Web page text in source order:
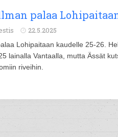
palaa
22.5.2025
Lohipaitaan kaudelle 25-26.
lainalla Vantaalla, mutta Ässät
riveihin.